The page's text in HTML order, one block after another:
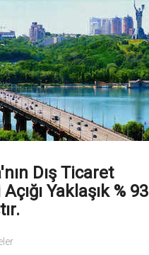
Dış Ticaret
Yaklaşık % 93